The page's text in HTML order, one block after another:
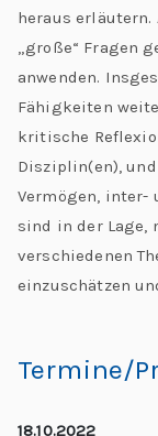
heraus
„große“ Fragen
anwenden.
Fähigkeiten
kritische
Disziplin(en),
Vermögen, inter-
sind in der Lage,
verschiedenen
einzuschätzen
Termine/
18.10.2022